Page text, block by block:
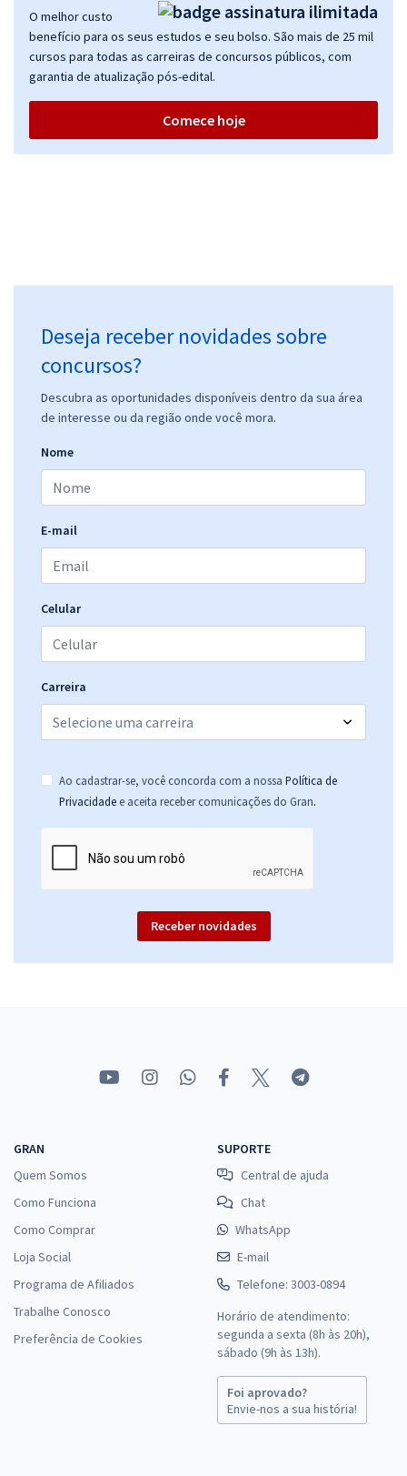
O melhor custo
benefício para os seus estudos e seu bolso. São mais de 25 mil
cursos para todas as carreiras de concursos públicos, com
garantia de atualização pós-edital.
Comece hoje
Deseja receber novidades sobre
concursos?
Descubra as oportunidades disponíveis dentro da sua área
de interesse ou da região onde você mora.
Nome
E-mail
Celular
Carreira
Ao cadastrar-se, você concorda com a nossa Política de
Privacidade e aceita receber comunicações do Gran.
Receber novidades
GRAN
Quem Somos
Como Funciona
Como Comprar
Loja Social
Programa de Afiliados
Trabalhe Conosco
Preferência de Cookies
SUPORTE
Central de ajuda
Chat
WhatsApp
E-mail
Telefone: 3003-0894
Horário de atendimento:
segunda a sexta (8h às 20h),
sábado (9h às 13h).
Foi aprovado?
Envie-nos a sua história!